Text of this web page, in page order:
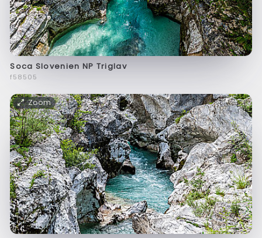
Soca Slovenien NP Triglav
f58505
Zoom